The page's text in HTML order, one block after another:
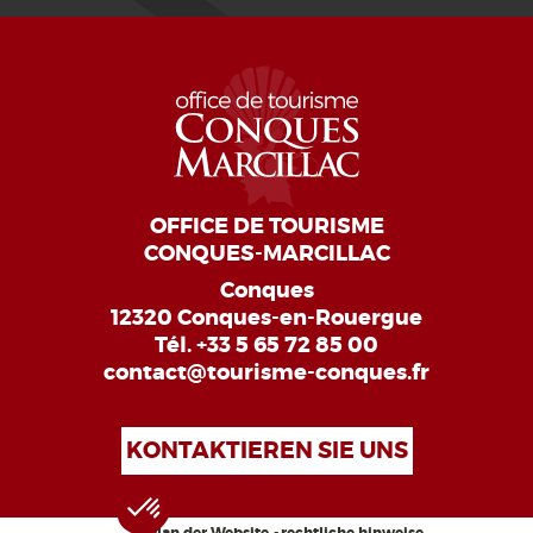
OFFICE DE TOURISME
CONQUES-MARCILLAC
Conques
12320 Conques-en-Rouergue
Tél.+33 5 65 72 85 00
contact@tourisme-conques.fr
KONTAKTIEREN SIE UNS